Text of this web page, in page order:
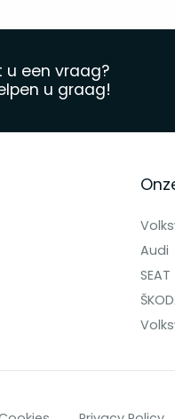
u een vraag?
u graag!
Audi
SEAT